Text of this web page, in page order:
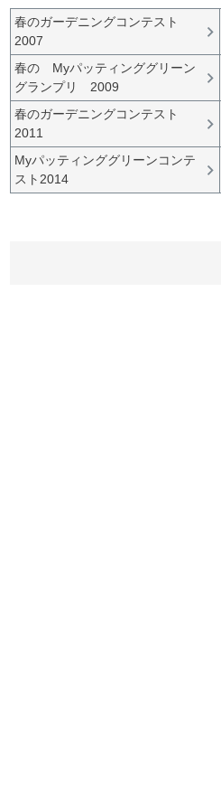
春のガーデニングコンテスト
2007
春の Myパッティンググリーン
グランプリ 2009
春のガーデニングコンテスト
2011
Myパッティンググリーンコンテ
スト2014